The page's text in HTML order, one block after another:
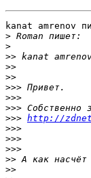
kanat amrenov
>
>
>>
>>
>>
>>>
>>>
>>>
>>> http://
>>>
>>>
>>>
>>
>>